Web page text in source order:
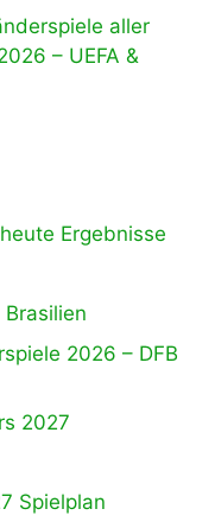
aller
– UEFA &
Ergebnisse
2026 – DFB
2027
Spielplan